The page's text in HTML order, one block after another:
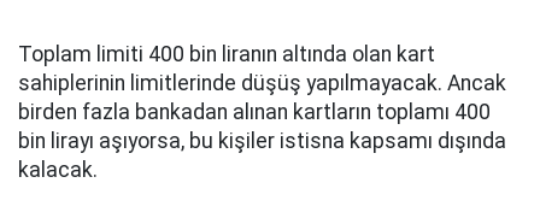
Toplam limiti 400 bin liranın altında olan kart
sahiplerinin limitlerinde düşüş yapılmayacak. Ancak
birden fazla bankadan alınan kartların toplamı 400
bin lirayı aşıyorsa, bu kişiler istisna kapsamı dışında
kalacak.